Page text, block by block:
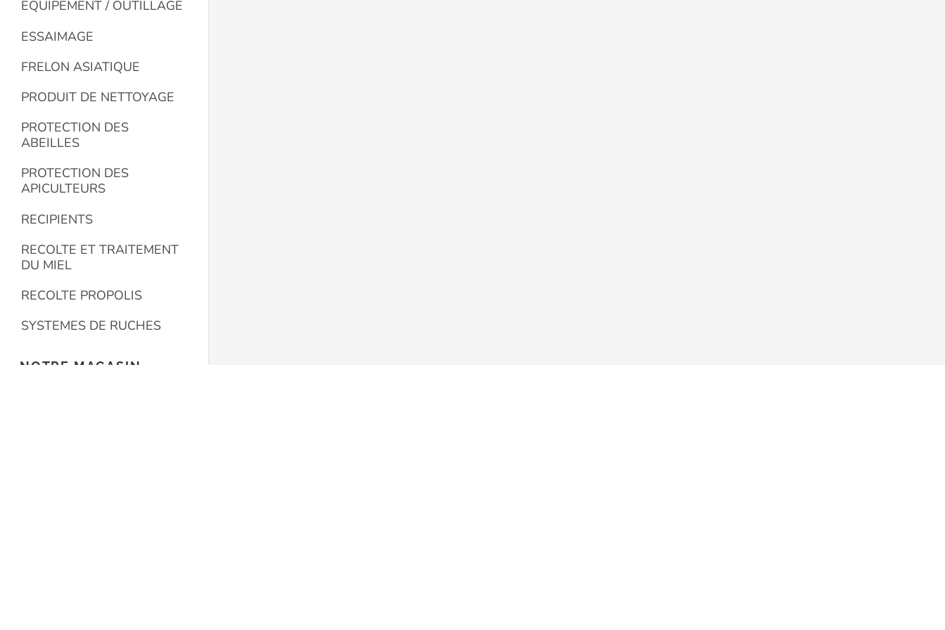
EQUIPEMENT / OUTILLAGE
ESSAIMAGE
FRELON ASIATIQUE
PRODUIT DE NETTOYAGE
PROTECTION DES
ABEILLES
PROTECTION DES
APICULTEURS
RECIPIENTS
RECOLTE ET TRAITEMENT
DU MIEL
RECOLTE PROPOLIS
SYSTEMES DE RUCHES
NOTRE MAGASIN